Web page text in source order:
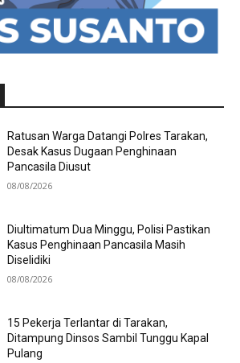
Ratusan Warga Datangi Polres Tarakan,
Desak Kasus Dugaan Penghinaan
Pancasila Diusut
08/08/2026
Diultimatum Dua Minggu, Polisi Pastikan
Kasus Penghinaan Pancasila Masih
Diselidiki
08/08/2026
15 Pekerja Terlantar di Tarakan,
Ditampung Dinsos Sambil Tunggu Kapal
Pulang